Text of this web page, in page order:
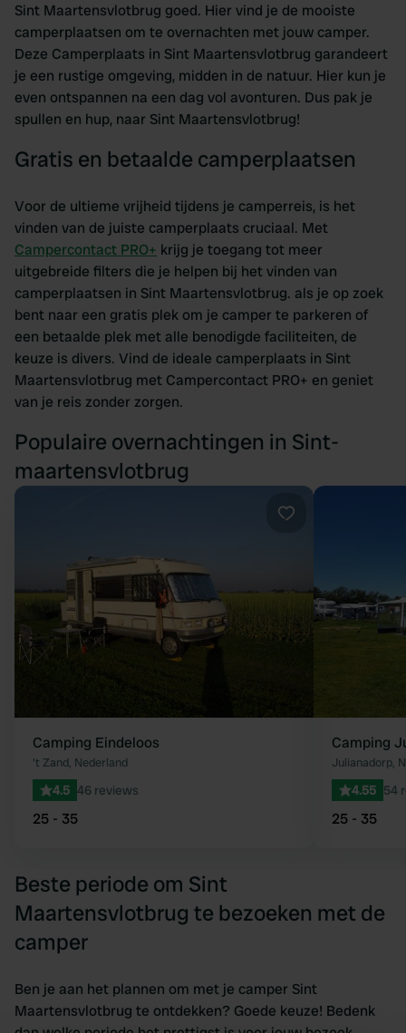
Sint Maartensvlotbrug goed. Hier vind je de mooiste
camperplaatsen om te overnachten met jouw camper.
Deze Camperplaats in Sint Maartensvlotbrug garandeert
je een rustige omgeving, midden in de natuur. Hier kun je
even ontspannen na een dag vol avonturen. Dus pak je
spullen en hup, naar Sint Maartensvlotbrug!
Gratis en betaalde camperplaatsen
Voor de ultieme vrijheid tijdens je camperreis, is het
vinden van de juiste camperplaats cruciaal. Met
Campercontact PRO+ krijg je toegang tot meer
uitgebreide filters die je helpen bij het vinden van
camperplaatsen in Sint Maartensvlotbrug. als je op zoek
bent naar een gratis plek om je camper te parkeren of
een betaalde plek met alle benodigde faciliteiten, de
keuze is divers. Vind de ideale camperplaats in Sint
Maartensvlotbrug met Campercontact PRO+ en geniet
van je reis zonder zorgen.
Populaire overnachtingen in Sint-
maartensvlotbrug
Camping Eindeloos
't Zand, Nederland
4.5 46 reviews
25 - 35
Camping
Julianadorp,
4.55 54
25 - 35
Beste periode om Sint
Maartensvlotbrug te bezoeken met de
camper
Ben je aan het plannen om met je camper Sint
Maartensvlotbrug te ontdekken? Goede keuze! Bedenk